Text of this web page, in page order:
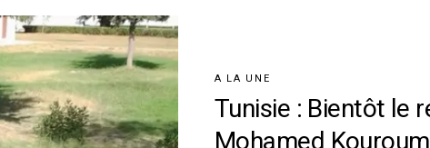
A LA UNE
Tunisie : Bientôt le
Mohamed